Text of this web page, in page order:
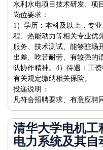
水利水电项目技术研发、项
岗位要求：
1）学历：本科及以上，专
程、热能动力等相关专业优
服务、技术测试、能够驻场
出差、吃苦耐劳、有较强的
队协作精神。4）待遇：工
有关规定缴纳相关保险。
投递说明：
凡符合招聘要求、有意应聘
清华大学电机
电力系统及其自